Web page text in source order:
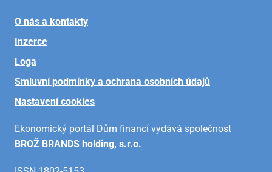
O nás a kontakty
Inzerce
Loga
Smluvní podmínky a ochrana osobních údajů
Nastavení cookies
Ekonomický portál Dům financí vydává společnost
BROŽ BRANDS holding, s.r.o.